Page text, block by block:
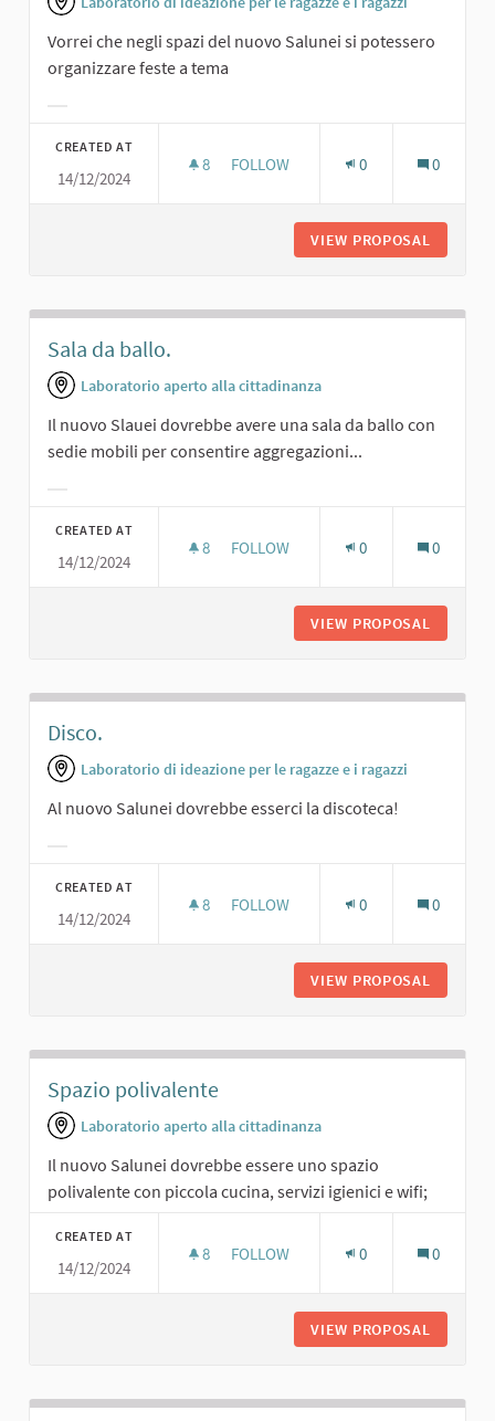
Vorrei che negli spazi del nuovo Salunei si potessero
organizzare feste a tema
CREATED AT
14/12/2024
8 8 FOLLOWERS
FOLLOW 0 0
VIEW PROPOSAL
Sala da ballo.
Laboratorio aperto alla cittadinanza
Il nuovo Slauei dovrebbe avere una sala da ballo con
sedie mobili per consentire aggregazioni...
CREATED AT
14/12/2024
8 8 FOLLOWERS
FOLLOW 0 0
VIEW PROPOSAL
Disco.
Laboratorio di ideazione per le ragazze e i ragazzi
Al nuovo Salunei dovrebbe esserci la discoteca!
CREATED AT
14/12/2024
8 8 FOLLOWERS
FOLLOW 0 0
VIEW PROPOSAL
Spazio polivalente
Laboratorio aperto alla cittadinanza
Il nuovo Salunei dovrebbe essere uno spazio
polivalente con piccola cucina, servizi igienici e wifi;
CREATED AT
14/12/2024
8 8 FOLLOWERS
FOLLOW 0 0
VIEW PROPOSAL